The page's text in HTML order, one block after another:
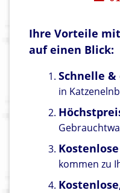
Ihre Vorteile
auf einen Blick:
Schnelle
in
kommen zu